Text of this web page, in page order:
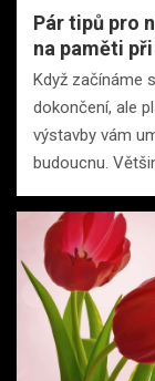
Pár tipů pro
na paměti
Když začínáme
dokončení, ale
výstavby vám
budoucnu.